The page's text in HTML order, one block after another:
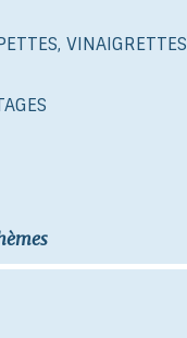
VINAIGRETTES